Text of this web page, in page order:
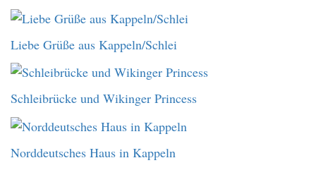
Liebe Grüße aus Kappeln/Schlei
Schleibrücke und Wikinger Princess
Norddeutsches Haus in Kappeln